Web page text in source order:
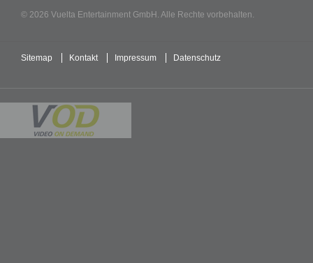
© 2026 Vuelta Entertainment GmbH. Alle Rechte vorbehalten.
Sitemap Kontakt Impressum Datenschutz